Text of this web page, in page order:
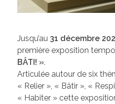
Jusqu’au 31 décembre
première exposition
BÂTI! ».
Articulée autour de six
« Relier », « Bâtir », «
« Habiter » cette